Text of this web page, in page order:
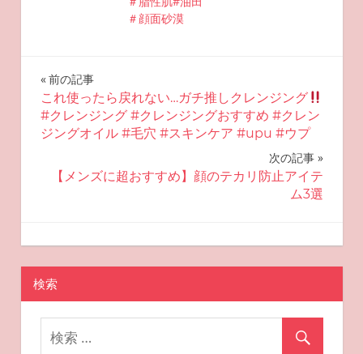
＃顔面砂漠
投
稿
ナ
ビ
ー
シ
ョ
ン
前の記事
これ使ったら戻れない…ガチ推しクレンジング
#クレンジング #クレンジングおすすめ #クレン
ジングオイル #毛穴 #スキンケア #upu #ウプ
次の記事
【メンズに超おすすめ】顔のテカリ防止アイテ
ム3選
2025-08-05
miyu
おすすめスキンケア
検索